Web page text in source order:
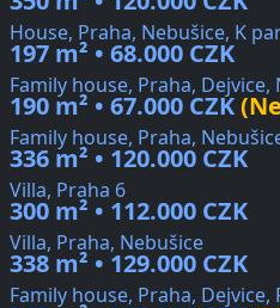
House, Praha, Nebušice, K
197 m² • 68.000 CZK
Family house, Praha, Dejvice,
190 m² • 67.000 CZK
Family house, Praha,
336 m² • 120.000 CZK
Villa, Praha 6
300 m² • 112.000 CZK
Villa, Praha, Nebušice
338 m² • 129.000 CZK
Family house, Praha, Dejvice,